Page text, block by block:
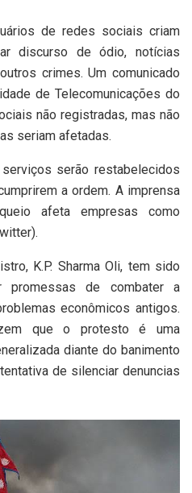
de redes sociais criam
discurso de ódio, notícias
crimes. Um comunicado
de Telecomunicações do
não registradas, mas não
seriam afetadas.
serão restabelecidos
a ordem. A imprensa
afeta empresas como
K.P. Sharma Oli, tem sido
promessas de combater a
econômicos antigos.
que o protesto é uma
diante do banimento
de silenciar denuncias